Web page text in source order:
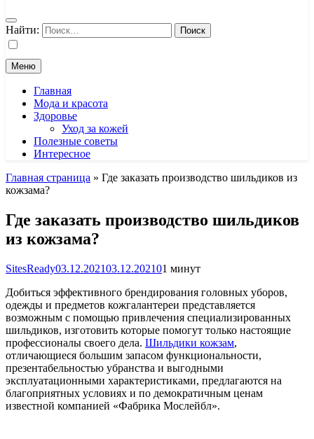
Найти:
Меню
Главная
Мода и красота
Здоровье
Уход за кожей
Полезные советы
Интересное
Главная страница » Где заказать производство шильдиков из
кожзама?
Где заказать производство шильдиков
из кожзама?
SitesReady03.12.202103.12.202101 минут
Добиться эффективного брендирования головных уборов,
одежды и предметов кожгалантереи представляется
возможным с помощью привлечения специализированных
шильдиков, изготовить которые помогут только настоящие
профессионалы своего дела. Шильдики кожзам,
отличающиеся большим запасом функциональности,
презентабельностью убранства и выгодными
эксплуатационными характеристиками, предлагаются на
благоприятных условиях и по демократичным ценам
известной компанией «Фабрика Мослейбл».